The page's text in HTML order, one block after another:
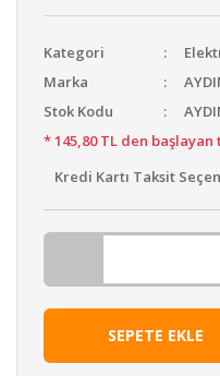
Kategori
Marka
Stok Kodu
* 145,80 TL den
Kredi Kartı Taksit
SEPETE EKLE